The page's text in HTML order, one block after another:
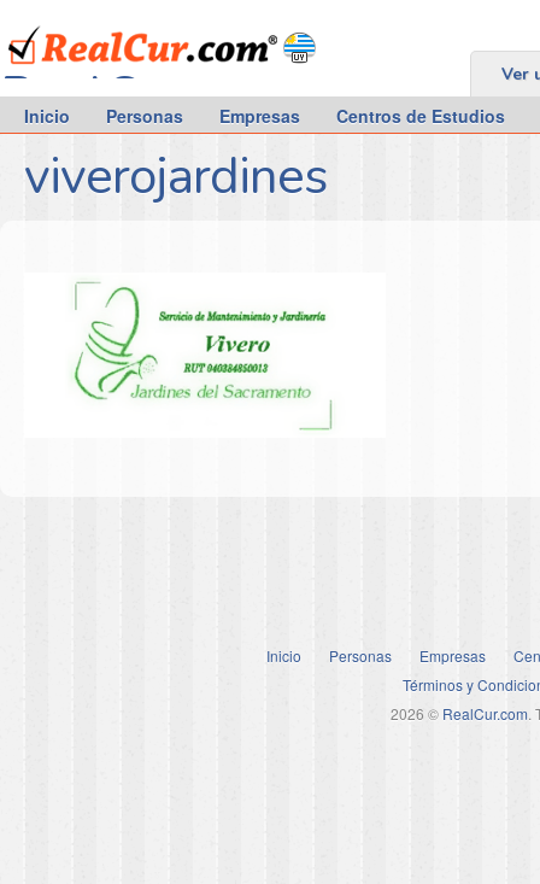
RealCur.com Ver
Inicio Personas Empresas Centros de Estudios
viverojardines
Inicio Personas Empresas
Términos y
2026 © RealCur.com.